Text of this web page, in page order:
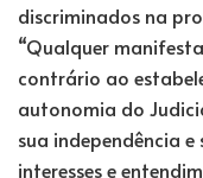
discriminados na
“Qualquer
contrário ao
autonomia do
sua independência
interesses e